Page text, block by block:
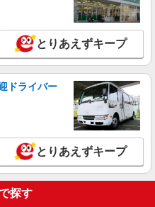
※残業代支給 ★交通費別途支給
(規定有) お友達を紹介
支給(規定有) ★月2回払
規程有）★ ゜・。○。・゜
゜
区のsoftbankショップ
詳細を見る
※残業代支給 ★交通費別途支給
支給(規定有) ★月2回払
区のsoftbankショップ
とりあえずキープ
ドライバー
とりあえずキープ
探す